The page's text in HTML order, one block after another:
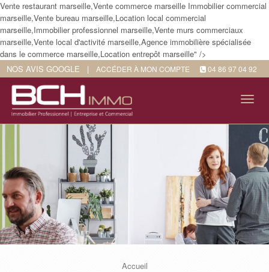
Vente restaurant marseille,Vente commerce marseille Immobilier commercial
marseille,Vente bureau marseille,Location local commercial
marseille,Immobilier professionnel marseille,Vente murs commerciaux
marseille,Vente local d'activité marseille,Agence immobilière spécialisée
dans le commerce marseille,Location entrepôt marseille" />
NOS AVIS GOOGLE
| ACCÉDER À MON COMPTE 04 86 97 04 92
Accueil